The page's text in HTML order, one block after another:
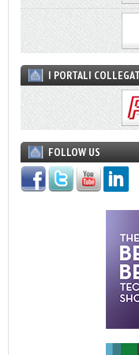
I PORTALI
FOLLOW US